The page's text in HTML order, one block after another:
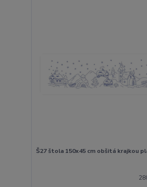
Š27 štola 150x45 cm obšitá krajkou